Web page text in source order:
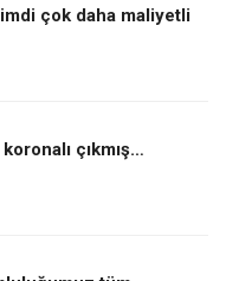
çok daha maliyetli
çıkmış…